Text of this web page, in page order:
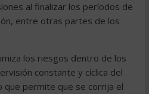
al finalizar los períodos de
entre otras partes de los
los riesgos dentro de los
constante y cíclica del
permite que se corrija el